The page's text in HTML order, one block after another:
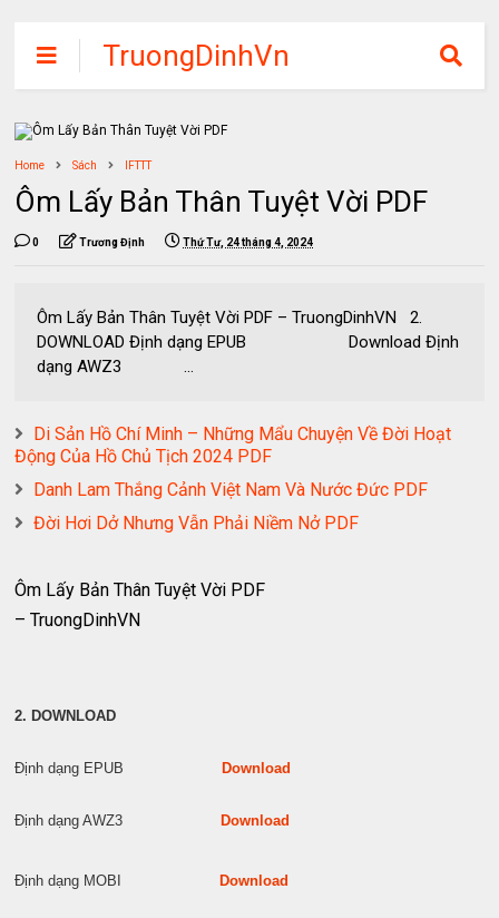
TruongDinhVn
Chia sẽ ebook,
các khóa học,
phần mềm học
tập miễn phí
Home Sách IFTTT
Ôm Lấy Bản Thân Tuyệt Vời PDF
0 Trương Định Thứ Tư, 24 tháng 4, 2024
Ôm Lấy Bản Thân Tuyệt Vời PDF – TruongDinhVN 2.
DOWNLOAD Định dạng EPUB Download Định
dạng AWZ3 ...
Di Sản Hồ Chí Minh – Những Mẩu Chuyện Về Đời Hoạt
Động Của Hồ Chủ Tịch 2024 PDF
Danh Lam Thắng Cảnh Việt Nam Và Nước Đức PDF
Đời Hơi Dở Nhưng Vẫn Phải Niềm Nở PDF
Ôm Lấy Bản Thân Tuyệt Vời PDF
– TruongDinhVN
2. DOWNLOAD
Định dạng EPUB Download
Định dạng AWZ3 Download
Định dạng MOBI Download